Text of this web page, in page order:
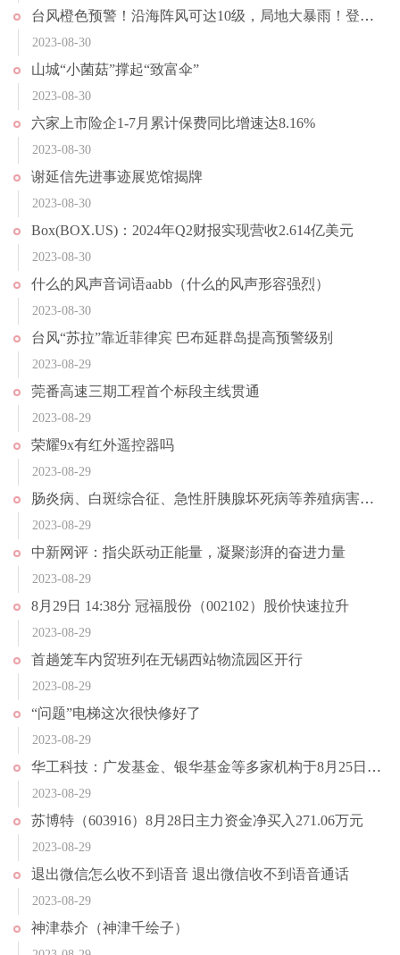
台风橙色预警！沿海阵风可达10级，局地大暴雨！登陆时间预测
2023-08-30
山城“小菌菇”撑起“致富伞”
2023-08-30
六家上市险企1-7月累计保费同比增速达8.16%
2023-08-30
谢延信先进事迹展览馆揭牌
2023-08-30
Box(BOX.US)：2024年Q2财报实现营收2.614亿美元
2023-08-30
什么的风声音词语aabb（什么的风声形容强烈）
2023-08-30
台风“苏拉”靠近菲律宾 巴布延群岛提高预警级别
2023-08-29
莞番高速三期工程首个标段主线贯通
2023-08-29
荣耀9x有红外遥控器吗
2023-08-29
肠炎病、白斑综合征、急性肝胰腺坏死病等养殖病害高发，9月水产养殖户注意啦！
2023-08-29
中新网评：指尖跃动正能量，凝聚澎湃的奋进力量
2023-08-29
8月29日 14:38分 冠福股份（002102）股价快速拉升
2023-08-29
首趟笼车内贸班列在无锡西站物流园区开行
2023-08-29
“问题”电梯这次很快修好了
2023-08-29
华工科技：广发基金、银华基金等多家机构于8月25日调研我司
2023-08-29
苏博特（603916）8月28日主力资金净买入271.06万元
2023-08-29
退出微信怎么收不到语音 退出微信收不到语音通话
2023-08-29
神津恭介（神津千绘子）